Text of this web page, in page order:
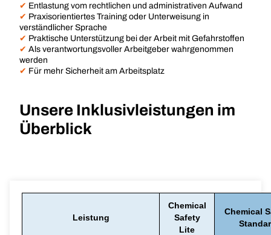
✔ Entlastung vom rechtlichen und administrativen Aufwand
✔ Praxisorientiertes Training oder Unterweisung in
verständlicher Sprache
✔ Praktische Unterstützung bei der Arbeit mit Gefahrstoffen
✔ Als verantwortungsvoller Arbeitgeber wahrgenommen
werden
✔ Für mehr Sicherheit am Arbeitsplatz
Unsere Inklusivleistungen im
Überblick
Leistung
Chemical
Safety
Lite
Chemical